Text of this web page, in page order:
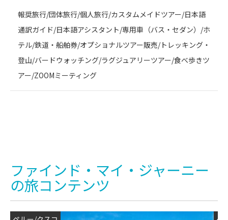
報奨旅行/団体旅行/個人旅行/カスタムメイドツアー/日本語
通訳ガイド/日本語アシスタント/専用車（バス・セダン）/ホ
テル/鉄道・船舶券/オプショナルツアー販売/トレッキング・
登山/バードウォッチング/ラグジュアリーツアー/食べ歩きツ
アー/ZOOMミーティング
ファインド・マイ・ジャーニー
の旅コンテンツ